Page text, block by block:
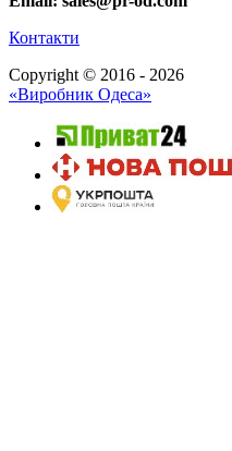
Контакти
Copyright © 2016 - 2026
«Виробник Одеса»